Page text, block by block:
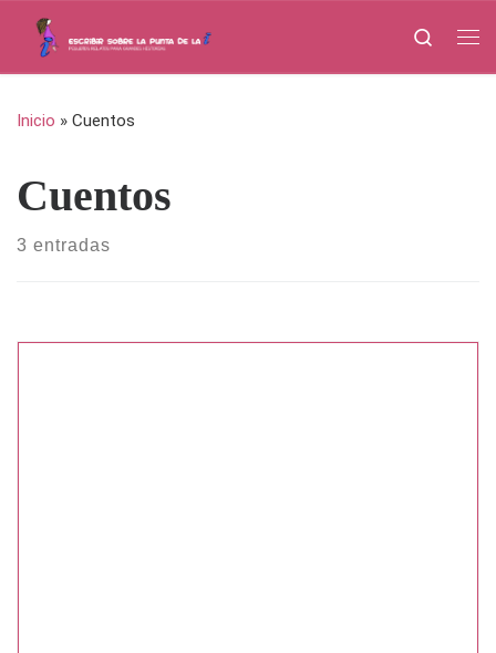
Saltar al contenido
Search
Inicio » Cuentos
Cuentos
3 entradas